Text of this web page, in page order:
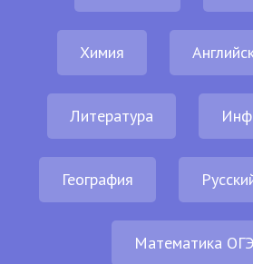
Химия
Литература
География
Математика ОГЭ